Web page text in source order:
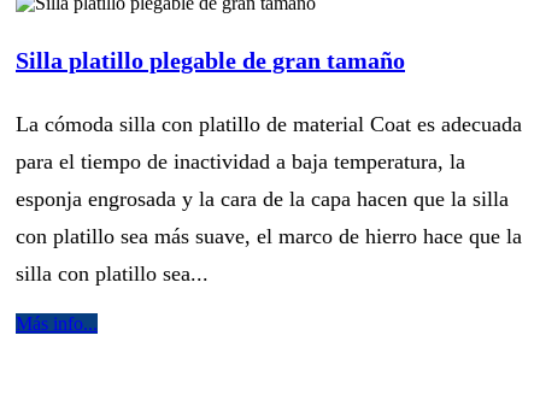
Silla platillo plegable de gran tamaño
La cómoda silla con platillo de material Coat es adecuada
para el tiempo de inactividad a baja temperatura, la
esponja engrosada y la cara de la capa hacen que la silla
con platillo sea más suave, el marco de hierro hace que la
silla con platillo sea...
Más info...